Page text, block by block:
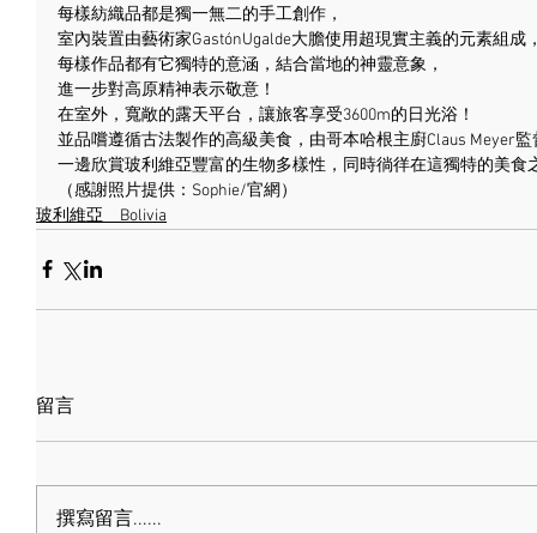
每樣紡織品都是獨一無二的手工創作，
室內裝置由藝術家GastónUgalde大膽使用超現實主義的元素組成
每樣作品都有它獨特的意涵，結合當地的神靈意象，
進一步對高原精神表示敬意！
在室外，寬敞的露天平台，讓旅客享受3600m的日光浴！
並品嚐遵循古法製作的高級美食，由哥本哈根主廚Claus Meyer監
一邊欣賞玻利維亞豐富的生物多樣性，同時徜徉在這獨特的美食
（感謝照片提供：Sophie/官網）
玻利維亞＿Bolivia
留言
撰寫留言......